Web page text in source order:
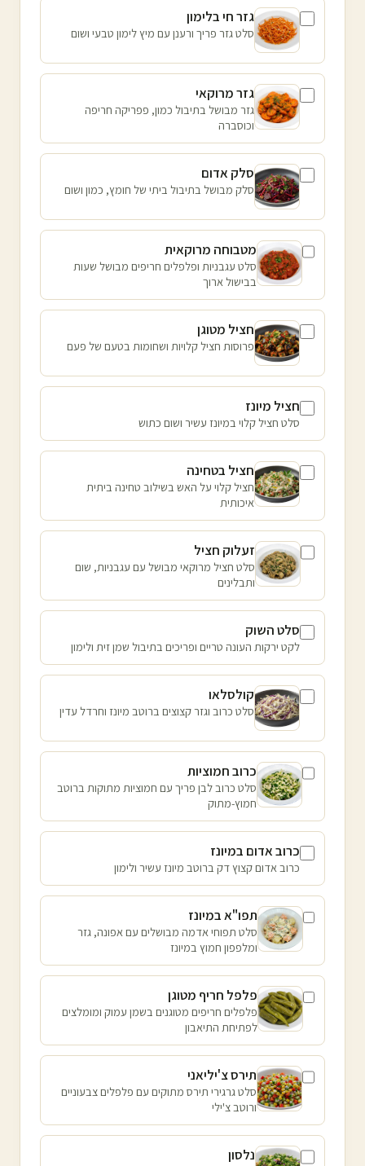
גזר חי בלימון
סלט גזר פריך ורענן עם מיץ לימון טבעי ושום
גזר מרוקאי
גזר מבושל בתיבול כמון, פפריקה חריפה
וכוסברה
סלק אדום
סלק מבושל בתיבול ביתי של חומץ, כמון ושום
מטבוחה מרוקאית
סלט עגבניות ופלפלים חריפים מבושל שעות
בבישול ארוך
חציל מטוגן
פרוסות חציל קלויות ושחומות בטעם של פעם
חציל מיונז
סלט חציל קלוי במיונז עשיר ושום כתוש
חציל בטחינה
חציל קלוי על האש בשילוב טחינה ביתית
איכותית
זעלוק חציל
סלט חציל מרוקאי מבושל עם עגבניות, שום
ותבלינים
סלט השוק
לקט ירקות העונה טריים ופריכים בתיבול שמן זית ולימון
קולסלאו
סלט כרוב וגזר קצוצים ברוטב מיונז וחרדל עדין
כרוב חמוציות
סלט כרוב לבן פריך עם חמוציות מתוקות ברוטב
חמוץ-מתוק
כרוב אדום במיונז
כרוב אדום קצוץ דק ברוטב מיונז עשיר ולימון
תפו"א במיונז
סלט תפוחי אדמה מבושלים עם אפונה, גזר
ומלפפון חמוץ במיונז
פלפל חריף מטוגן
פלפלים חריפים מטוגנים בשמן עמוק ומומלצים
לפתיחת התיאבון
תירס צ'יליאני
סלט גרגירי תירס מתוקים עם פלפלים צבעוניים
ורוטב צ'ילי
נלסון